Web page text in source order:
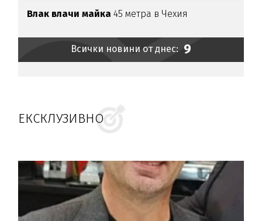
Влак влачи майка 45 метра в Чехия
Всички новини от днес: 9
ЕКСКЛУЗИВНО